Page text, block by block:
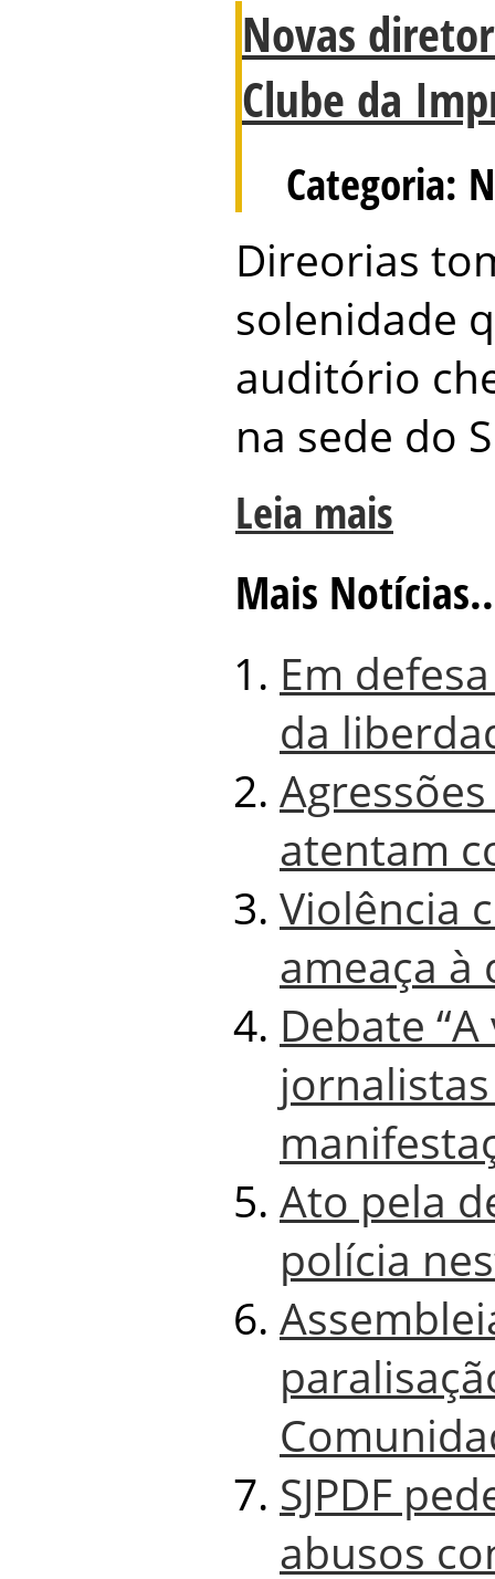
Novas
Clube da
Categoria:
Direorias
solenidade
auditório
na sede do
Leia mais
Mais
Em
da
atentam
Violência
ameaça à
Debate
Ato pela
polícia
SJPDF
abusos